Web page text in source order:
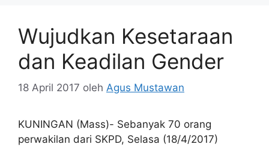
Wujudkan Kesetaraan
dan Keadilan Gender
18 April 2017 oleh Agus Mustawan
KUNINGAN (Mass)- Sebanyak 70 orang
perwakilan dari SKPD, Selasa (18/4/2017)